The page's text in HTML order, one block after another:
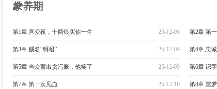
豢养期
25-12-09
第1章 宫变夜，十两银买你一生 第2章 第
25-12-09
第3章 赐名“明昭” 第4章 忠
25-12-09
第5章 当众背出贪污账，他笑了 第6章 识
25-12-10
第7章 第一次见血 第8章 噩